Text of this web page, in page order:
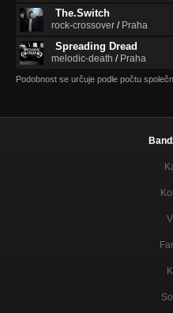
The.Switch
rock-crossover / Praha
Spreading Dread
melodic-death / Praha
Podobnost se určuje podle počtu